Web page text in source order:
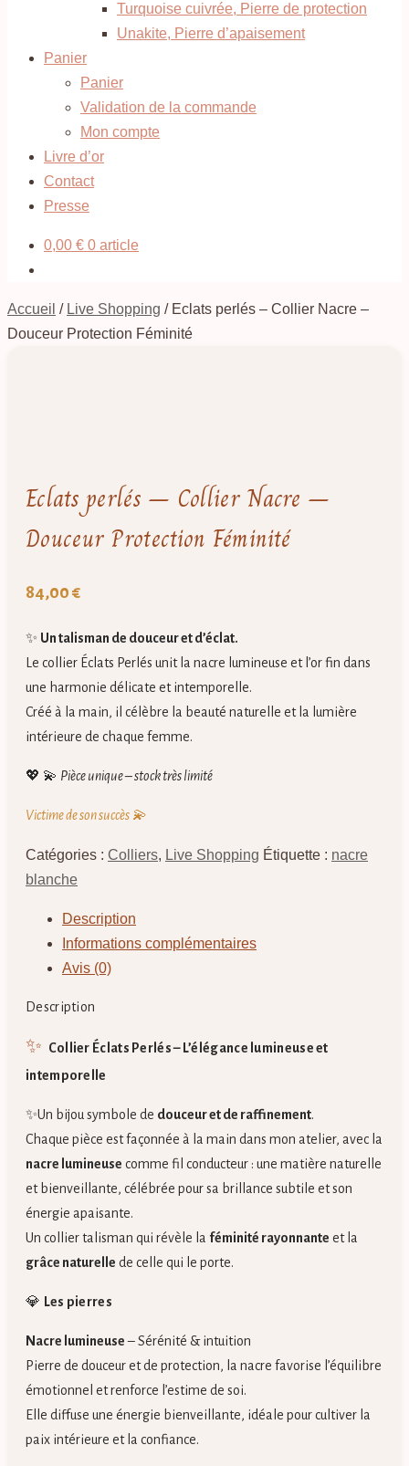
Turquoise cuivrée, Pierre de protection
Unakite, Pierre d’apaisement
Panier
Panier
Validation de la commande
Mon compte
Livre d’or
Contact
Presse
0,00 € 0 article
Accueil / Live Shopping / Eclats perlés – Collier Nacre –
Douceur Protection Féminité
Eclats perlés – Collier Nacre –
Douceur Protection Féminité
84,00 €
✨ Un talisman de douceur et d’éclat.
Le collier Éclats Perlés unit la nacre lumineuse et l’or fin dans
une harmonie délicate et intemporelle.
Créé à la main, il célèbre la beauté naturelle et la lumière
intérieure de chaque femme.
💖 💫 Pièce unique – stock très limité
Victime de son succès 💫
Catégories : Colliers, Live Shopping Étiquette : nacre
blanche
Description
Informations complémentaires
Avis (0)
Description
✨ Collier Éclats Perlés – L’élégance lumineuse et
intemporelle
✨Un bijou symbole de douceur et de raffinement.
Chaque pièce est façonnée à la main dans mon atelier, avec la
nacre lumineuse comme fil conducteur : une matière naturelle
et bienveillante, célébrée pour sa brillance subtile et son
énergie apaisante.
Un collier talisman qui révèle la féminité rayonnante et la
grâce naturelle de celle qui le porte.
💎 Les pierres
Nacre lumineuse– Sérénité & intuition
Pierre de douceur et de protection, la nacre favorise l’équilibre
émotionnel et renforce l’estime de soi.
Elle diffuse une énergie bienveillante, idéale pour cultiver la
paix intérieure et la confiance.